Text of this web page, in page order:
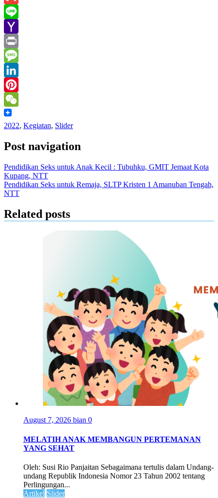
Gmail
Line
Yahoo
Mail
Print
Message
LinkedIn
Pinterest
WeChat
2022, Kegiatan, Slider
Post navigation
Pendidikan Seks untuk Anak Kecil : Tubuhku, GMIT Jemaat Kota
Kupang, NTT
Pendidikan Seks untuk Remaja, SLTP Kristen 1 Amanuban Tengah,
NTT
Related posts
August 7, 2026 bian 0
MELATIH ANAK MEMBANGUN PERTEMANAN
YANG SEHAT
Oleh: Susi Rio Panjaitan Sebagaimana tertulis dalam Undang-
undang Republik Indonesia Nomor 23 Tahun 2002 tentang
Perlingungan...
Artikel Slider